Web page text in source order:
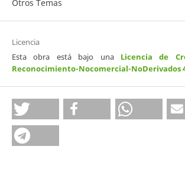
Otros Temas
Licencia
Esta obra está bajo una Licencia de
Reconocimiento-Nocomercial-NoDerivados